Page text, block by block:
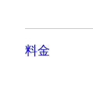
料金